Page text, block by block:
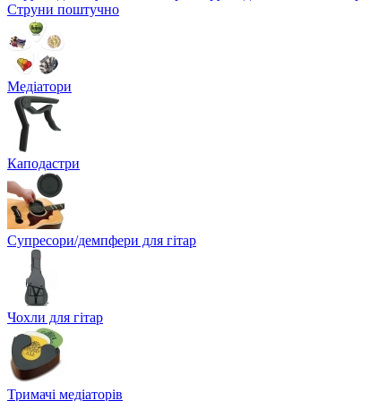
Струни поштучно
Медіатори
Каподастри
Супресори/демпфери для гітар
Чохли для гітар
Тримачі медіаторів